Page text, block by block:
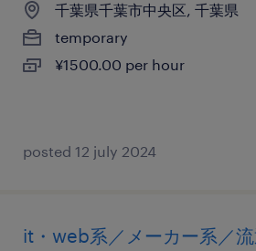
千葉県千葉市中央区, 千葉県
temporary
¥1500.00 per hour
posted 12 july 2024
it・web系／メーカー系／